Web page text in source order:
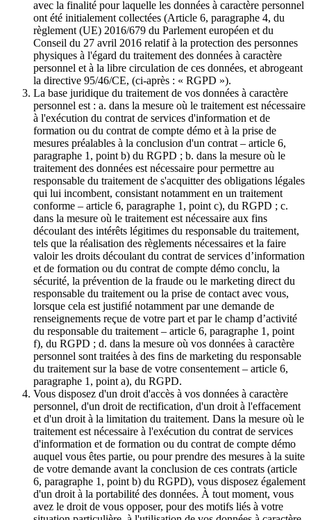
avec la finalité pour laquelle les données à caractère personnel
ont été initialement collectées (Article 6, paragraphe 4, du
règlement (UE) 2016/679 du Parlement européen et du
Conseil du 27 avril 2016 relatif à la protection des personnes
physiques à l'égard du traitement des données à caractère
personnel et à la libre circulation de ces données, et abrogeant
la directive 95/46/CE, (ci-après : « RGPD »).
La base juridique du traitement de vos données à caractère
personnel est : a. dans la mesure où le traitement est nécessaire
à l'exécution du contrat de services d'information et de
formation ou du contrat de compte démo et à la prise de
mesures préalables à la conclusion d'un contrat – article 6,
paragraphe 1, point b) du RGPD ; b. dans la mesure où le
traitement des données est nécessaire pour permettre au
responsable du traitement de s'acquitter des obligations légales
qui lui incombent, consistant notamment en un traitement
conforme – article 6, paragraphe 1, point c), du RGPD ; c.
dans la mesure où le traitement est nécessaire aux fins
découlant des intérêts légitimes du responsable du traitement,
tels que la réalisation des règlements nécessaires et la faire
valoir les droits découlant du contrat de services d’information
et de formation ou du contrat de compte démo conclu, la
sécurité, la prévention de la fraude ou le marketing direct du
responsable du traitement ou la prise de contact avec vous,
lorsque cela est justifié notamment par une demande de
renseignements reçue de votre part et par le champ d’activité
du responsable du traitement – article 6, paragraphe 1, point
f), du RGPD ; d. dans la mesure où vos données à caractère
personnel sont traitées à des fins de marketing du responsable
du traitement sur la base de votre consentement – article 6,
paragraphe 1, point a), du RGPD.
Vous disposez d'un droit d'accès à vos données à caractère
personnel, d'un droit de rectification, d'un droit à l'effacement
et d'un droit à la limitation du traitement. Dans la mesure où le
traitement est nécessaire à l'exécution du contrat de services
d'information et de formation ou du contrat de compte démo
auquel vous êtes partie, ou pour prendre des mesures à la suite
de votre demande avant la conclusion de ces contrats (article
6, paragraphe 1, point b) du RGPD), vous disposez également
d'un droit à la portabilité des données. À tout moment, vous
avez le droit de vous opposer, pour des motifs liés à votre